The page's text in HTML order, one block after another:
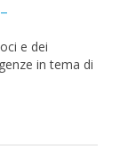
e dei
in tema di